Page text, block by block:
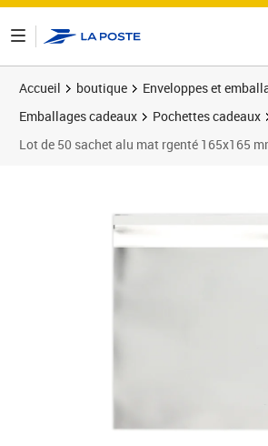
Accueil boutique
Enveloppes et
Emballages cadeaux
Pochettes cadeaux
Lot de 50 sachet alu mat rgenté 165x165